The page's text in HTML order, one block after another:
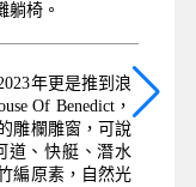
躺椅。
年更是推到浪
Of Benedict，
雕欄雕窗，可說
道、快艇、潛水
編原素，自然光